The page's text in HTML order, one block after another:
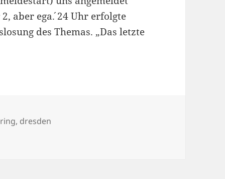
aber ega´. 24 Uhr erfolgte
des Themas. „Das letzte
, dresden
Catering